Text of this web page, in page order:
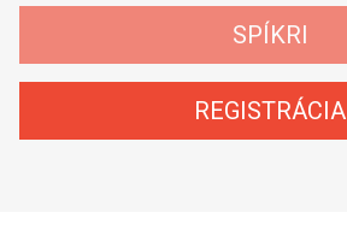
SPÍKRI
REGISTRÁCIA